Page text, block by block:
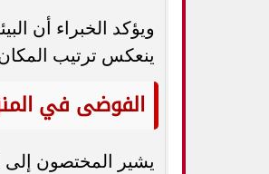
ويؤكد الخبراء أن
ينعكس ترتيب
الفوضى في
يشير المختصون إلى